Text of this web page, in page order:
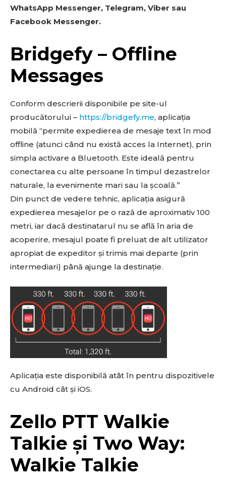
WhatsApp Messenger, Telegram, Viber sau
Facebook Messenger.
Bridgefy – Offline
Messages
Conform descrierii disponibile pe site-ul
producătorului – https://bridgefy.me, aplicația
mobilă “permite expedierea de mesaje text în mod
offline (atunci când nu există acces la Internet), prin
simpla activare a Bluetooth. Este ideală pentru
conectarea cu alte persoane în timpul dezastrelor
naturale, la evenimente mari sau la școală.”
Din punct de vedere tehnic, aplicația asigură
expedierea mesajelor pe o rază de aproximativ 100
metri, iar dacă destinatarul nu se află în aria de
acoperire, mesajul poate fi preluat de alt utilizator
apropiat de expeditor și trimis mai departe (prin
intermediari) până ajunge la destinație.
Aplicația este disponibilă atât în pentru dispozitivele
cu Android cât și iOS.
Zello PTT Walkie
Talkie și Two Way:
Walkie Talkie